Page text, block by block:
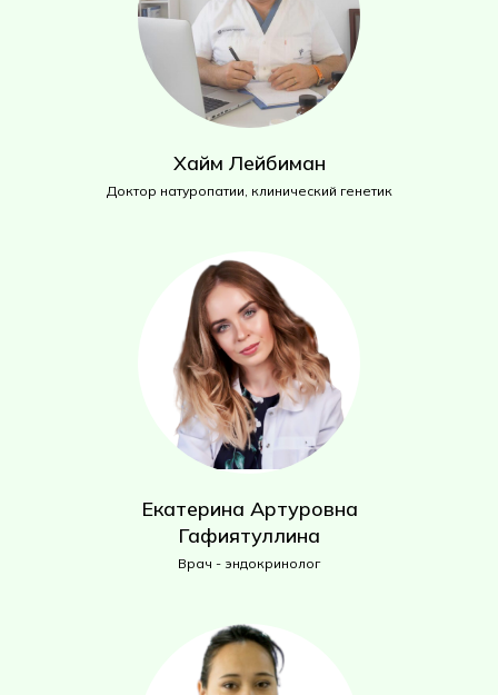
Хайм Лейбиман
Доктор натуропатии, клинический генетик
Екатерина Артуровна
Гафиятуллина
Врач - эндокринолог